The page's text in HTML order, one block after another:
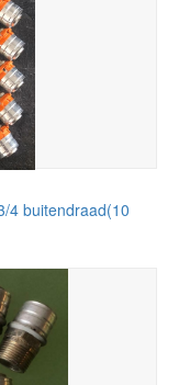
4 buitendraad(10